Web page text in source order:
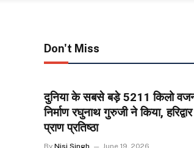
Don't Miss
दुनिया के सबसे बड़े 5211 किलो
निर्माण रघुनाथ गुरुजी ने किया,
प्राण प्रतिष्ठा
By Nisi Singh June 19, 2026